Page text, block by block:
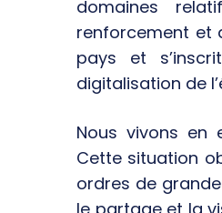
domaines
renforcement et
pays et
digitalisation de
Nous vivons en
Cette situation
ordres de